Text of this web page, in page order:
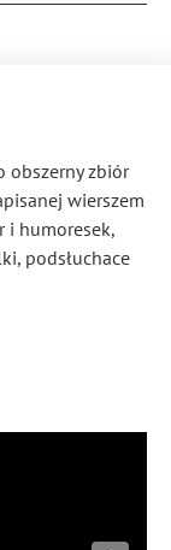
obszerny zbiór
wierszem
i humoresek,
podsłuchace